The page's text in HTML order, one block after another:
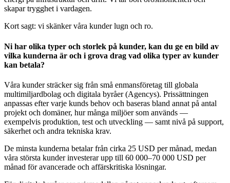
skapar trygghet i vardagen.
Kort sagt: vi skänker våra kunder lugn och ro.
Ni har olika typer och storlek på kunder, kan du ge en bild av
vilka kunderna är och i grova drag vad olika typer av kunder
kan betala?
Våra kunder sträcker sig från små enmansföretag till globala
multimiljardbolag och digitala byråer (Agencys). Prissättningen
anpassas efter varje kunds behov och baseras bland annat på antal
projekt och domäner, hur många miljöer som används —
exempelvis produktion, test och utveckling — samt nivå på support,
säkerhet och andra tekniska krav.
De minsta kunderna betalar från cirka 25 USD per månad, medan
våra största kunder investerar upp till 60 000–70 000 USD per
månad för avancerade och affärskritiska lösningar.